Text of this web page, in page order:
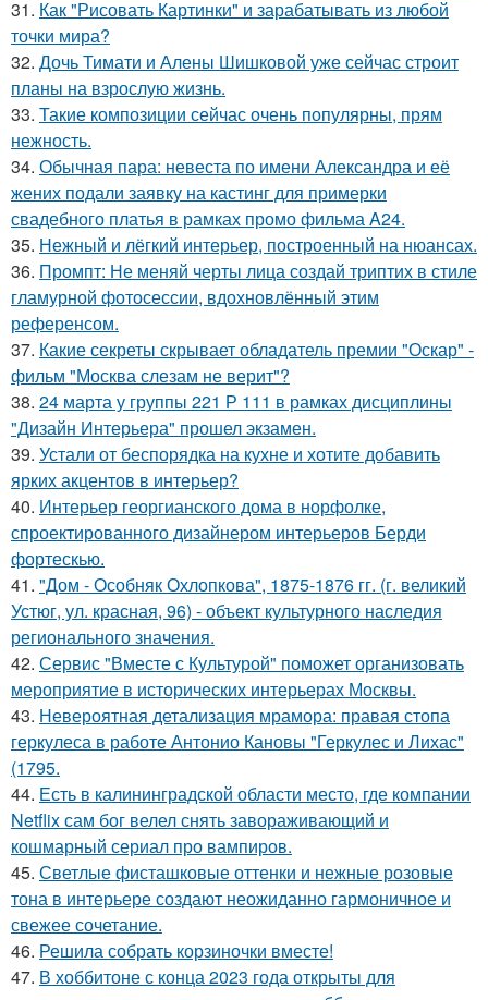
31. Как "Рисовать Картинки" и зарабатывать из любой
точки мира?
32. Дочь Тимати и Алены Шишковой уже сейчас строит
планы на взрослую жизнь.
33. Такие композиции сейчас очень популярны, прям
нежность.
34. Обычная пара: невеста по имени Александра и её
жених подали заявку на кастинг для примерки
свадебного платья в рамках промо фильма A24.
35. Нежный и лёгкий интерьер, построенный на нюансах.
36. Промпт: Не меняй черты лица создай триптих в стиле
гламурной фотосессии, вдохновлённый этим
референсом.
37. Какие секреты скрывает обладатель премии "Оскар" -
фильм "Москва слезам не верит"?
38. 24 марта у группы 221 Р 111 в рамках дисциплины
"Дизайн Интерьера" прошел экзамен.
39. Устали от беспорядка на кухне и хотите добавить
ярких акцентов в интерьер?
40. Интерьер георгианского дома в норфолке,
спроектированного дизайнером интерьеров Берди
фортескью.
41. "Дом - Особняк Охлопкова", 1875-1876 гг. (г. великий
Устюг, ул. красная, 96) - объект культурного наследия
регионального значения.
42. Сервис "Вместе с Культурой" поможет организовать
мероприятие в исторических интерьерах Москвы.
43. Невероятная детализация мрамора: правая стопа
геркулеса в работе Антонио Кановы "Геркулес и Лихас"
(1795.
44. Есть в калининградской области место, где компании
Netflix сам бог велел снять завораживающий и
кошмарный сериал про вампиров.
45. Светлые фисташковые оттенки и нежные розовые
тона в интерьере создают неожиданно гармоничное и
свежее сочетание.
46. Решила собрать корзиночки вместе!
47. В хоббитоне с конца 2023 года открыты для